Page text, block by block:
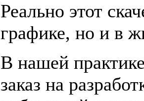
Реально этот
графике, но и в
В нашей
заказ на